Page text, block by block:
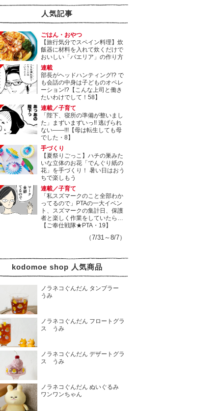
人気記事
ごはん・おやつ
【旅行気分でスペイン料理】炊
飯器に材料を入れて炊くだけで
おいしい「パエリア」の作り方
連載
部長がヘッドハンティング!? で
も会話の中身は子どものオペレ
ーション!?【こんな上司と働き
たいわけでして！58】
連載／子育て
「陛下、寝所の準備が整いまし
た」まずいまずいっ!! 逃げられ
ない――!!!【母は転生しても母
でした・8】
手づくり
【夏祭りごっこ】ハチの巣みた
いな立体のお花「でんぐり紙の
花」を手づくり！ 暑い日はおう
ちで楽しもう
連載／子育て
「私スズマークのこと全部わか
ってるので」PTAの一大イベン
ト、スズマークの集計日、保護
者と楽しく作業をしていたら…
【ご奉仕戦隊★PTA・19】
（7/31～8/7）
kodomoe shop 人気商品
ノラネコぐんだん タンブラー
うみ
ノラネコぐんだん フロートグラ
ス うみ
ノラネコぐんだん デザートグラ
ス うみ
ノラネコぐんだん ぬいぐるみ
ワンワンちゃん